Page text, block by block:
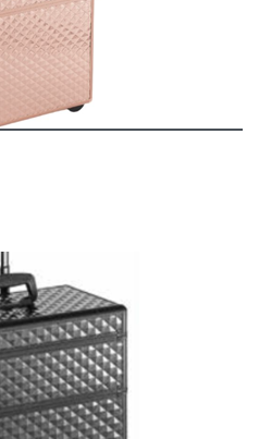
DÉTAILS